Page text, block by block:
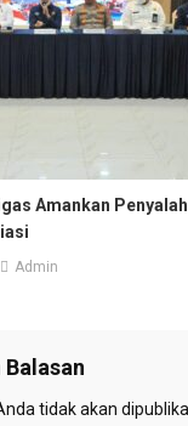
Amankan
Admin
tidak akan